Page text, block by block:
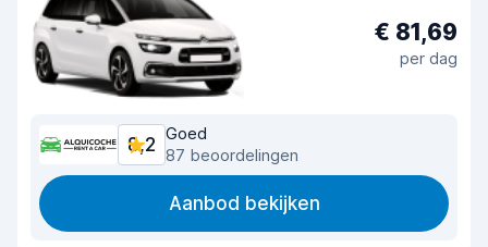
€ 81,69
per dag
8,2
Goed
87 beoordelingen
Aanbod bekijken